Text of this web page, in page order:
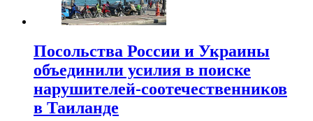
Посольства России и Украины
объединили усилия в поиске
нарушителей-соотечественников
в Таиланде